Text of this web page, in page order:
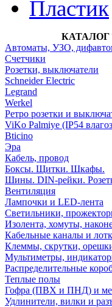
Пластик
КАТАЛОГ
Автоматы, УЗО,
Счетчики
Розетки, выключатели
Schneider Electric
Legrand
Werkel
Ретро розетки и
ViKo Palmiye (IP54
Bticino
Эра
Кабель, провод
Боксы. Щитки. Шкафы.
Шины. DIN-рейки.
Вентиляция
Лампочки и LED-лента
Светильники,
Изолента, хомуты,
Кабельные каналы и
Клеммы, скрутки,
Мультиметры,
Распределительные
Теплые полы
Гофра (ПВХ и ПНД) и
Удлинители, вилки и